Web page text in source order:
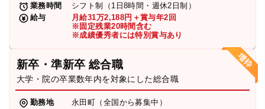
業務時間
シフト制（1日8時間・週休2日制）
給与
月給31万2,188円＋賞与年2回
※固定残業20時間含む
※成績優秀者には特別賞与あり
新卒・準新卒 総合職
大学・院の卒業数年内を対象にした総合職
勤務地
永田町（全国から募集中）